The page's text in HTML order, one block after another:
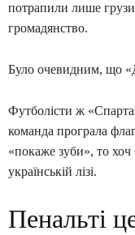
потрапили лише
громадянство.
Було очевидним, що
Футболісти ж
команда програла
«покаже зуби», то хоч
українській лізі.
Пенальті